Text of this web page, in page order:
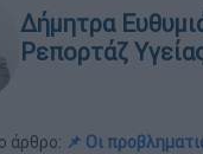
Δήμητρα
Ρεπορτάζ
άρθρο: 📌 Οι